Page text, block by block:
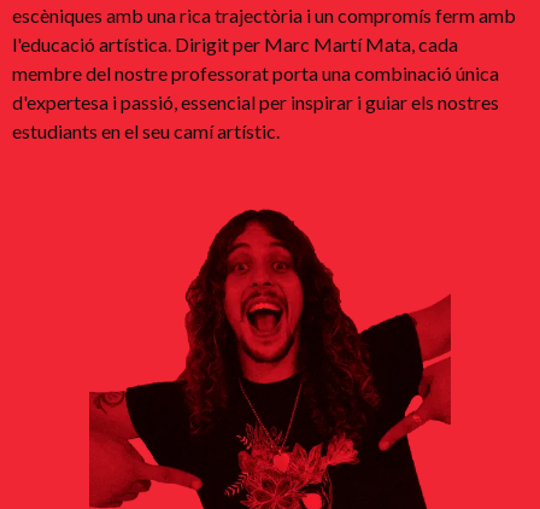
escèniques amb una rica trajectòria i un compromís ferm amb
l'educació artística. Dirigit per Marc Martí Mata, cada
membre del nostre professorat porta una combinació única
d'expertesa i passió, essencial per inspirar i guiar els nostres
estudiants en el seu camí artístic.